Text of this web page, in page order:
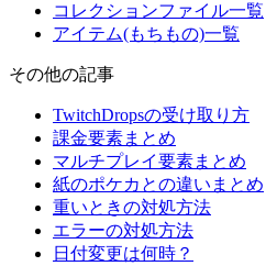
コレクションファイル一覧
アイテム(もちもの)一覧
その他の記事
TwitchDropsの受け取り方
課金要素まとめ
マルチプレイ要素まとめ
紙のポケカとの違いまとめ
重いときの対処方法
エラーの対処方法
日付変更は何時？